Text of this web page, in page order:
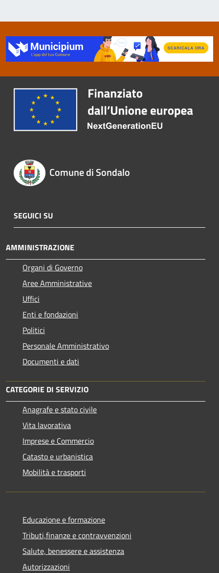
Comune di Sondalo
SEGUICI SU
AMMINISTRAZIONE
Organi di Governo
Aree Amministrative
Uffici
Enti e fondazioni
Politici
Personale Amministrativo
Documenti e dati
CATEGORIE DI SERVIZIO
Anagrafe e stato civile
Vita lavorativa
Imprese e Commercio
Catasto e urbanistica
Mobilità e trasporti
Educazione e formazione
Tributi,finanze e contravvenzioni
Salute, benessere e assistenza
Autorizzazioni